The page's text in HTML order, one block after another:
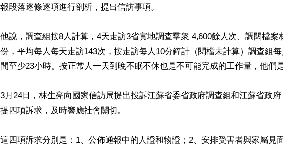
報段落逐條逐項進行剖析，提出信訪事項。
他說，調查組按8人計算，4天走訪3省實地調查羣衆 4,600餘人次、調閱檔案
份，平均每人每天走訪143次，按走訪每人10分鐘計（閱檔未計算）調查組
間至少23小時。按正常人一天到晚不眠不休也是不可能完成的工作量，他們
3月24日，林生亮向國家信訪局提出投訴江蘇省委省政府調查組和江蘇省政
提四項訴求，及時響應社會關切。
這四項訴求分別是：1、公佈通報中的人證和物證；2、安排受害者與家屬見